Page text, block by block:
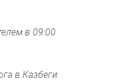
в 09:00
в Казбеги